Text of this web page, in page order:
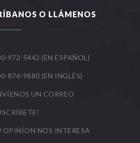
O LLÁMENOS
972-5442 (EN ESPAÑOL)
876-9880 (EN INGLÉS)
UN CORREO
OPINÍON NOS INTERESA